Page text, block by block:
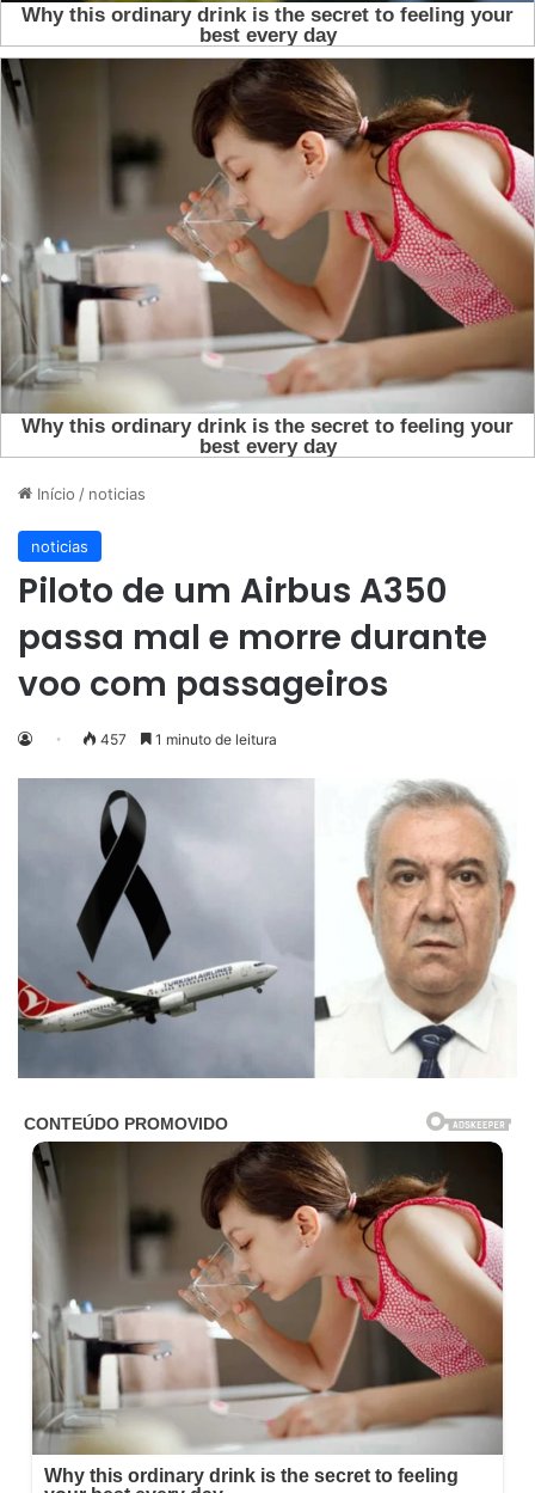
Início / noticias
noticias
Piloto de um Airbus A350
passa mal e morre durante
voo com passageiros
457 1 minuto de leitura